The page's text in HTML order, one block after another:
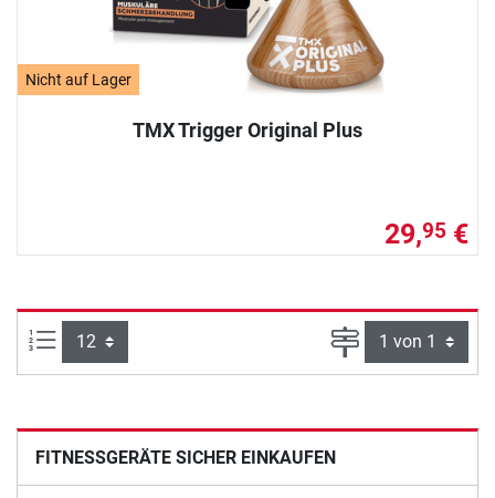
Nicht auf Lager
TMX Trigger Original Plus
29,95 €
Artikel pro Seite: Seite
FITNESSGERÄTE SICHER EINKAUFEN